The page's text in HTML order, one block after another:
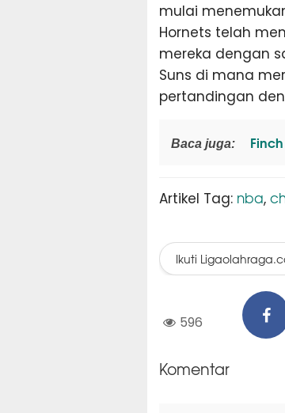
mulai
Hornets telah
mereka dengan
Suns di mana
pertandingan
Baca juga:
Artikel Tag: nba,
Ikuti
596
Komentar